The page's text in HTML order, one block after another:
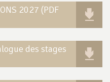
2027 (PDF
des stages